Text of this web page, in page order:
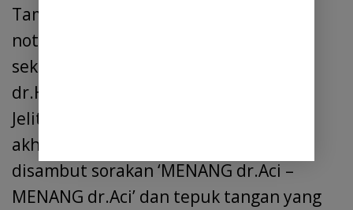
Tambunan & Lom Lom Suwondo yang
notabenenya adalah penasehat dan
sekaligus anak boru kita, karena istri
dr.H.Asri Ludin Tambunan adalah dr.
Jelita boru Siregar. “Jelas Sarmadan di
akhir sambutannya dan langsung
disambut sorakan ‘MENANG dr.Aci –
MENANG dr.Aci’ dan tepuk tangan yang